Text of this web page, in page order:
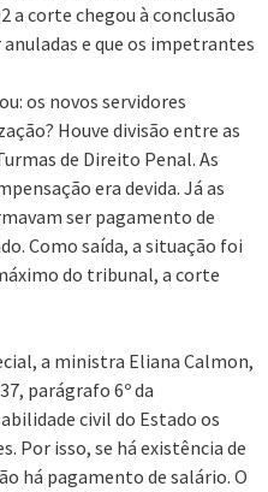
a corte chegou à conclusão
anuladas e que os impetrantes
os novos servidores
Houve divisão entre as
de Direito Penal. As
era devida. Já as
ser pagamento de
Como saída, a situação foi
do tribunal, a corte
a ministra Eliana Calmon,
parágrafo 6º da
civil do Estado os
Por isso, se há existência de
há pagamento de salário. O